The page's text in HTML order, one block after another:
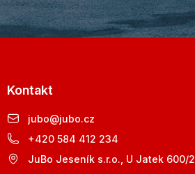
Kontakt
jubo@jubo.cz
+420 584 412 234
JuBo Jeseník s.r.o., U Jatek 600/2